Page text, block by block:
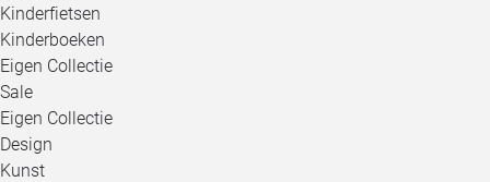
Kinderfietsen
Kinderboeken
Eigen Collectie
Sale
Eigen Collectie
Design
Kunst